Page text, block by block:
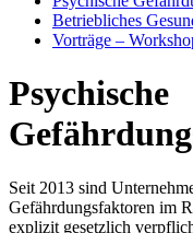
Betriebliches
Vorträge –
Psychische
Seit 2013 sind
Gefährdungsfaktoren im
explizit gesetzlich